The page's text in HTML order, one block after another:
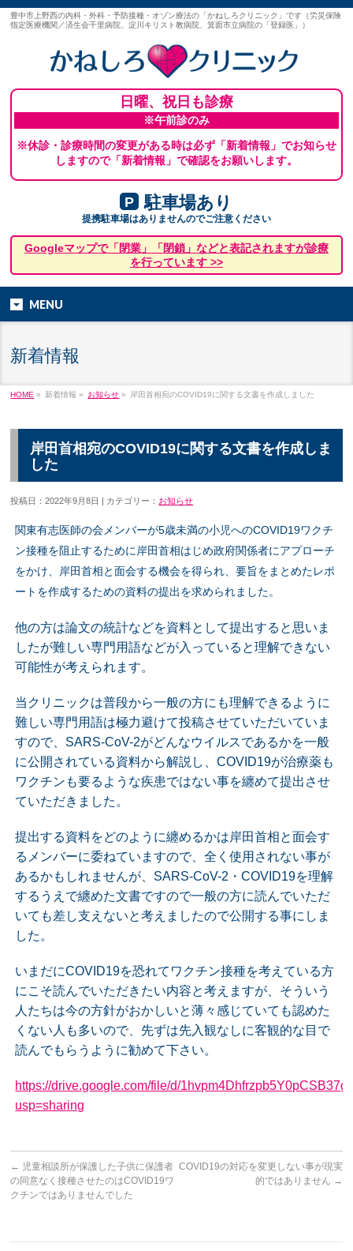
豊中市上野西の内科・外科・予防接種・オゾン療法の「かねしろクリニック」です（労災保険
指定医療機関／済生会千里病院、淀川キリスト教病院、箕面市立病院の「登録医」）
日曜、祝日も診療
※午前診のみ
※休診・診療時間の変更がある時は必ず「新着情報」でお知らせ
しますので「新着情報」で確認をお願いします。
P 駐車場あり
提携駐車場はありませんのでご注意ください
Googleマップで「閉業」「閉鎖」などと表記されますが診療
を行っています >>
MENU
新着情報
HOME » 新着情報 » お知らせ » 岸田首相宛のCOVID19に関する文書を作成しました
岸田首相宛のCOVID19に関する文書を作成しま
した
投稿日：2022年9月8日 | カテゴリー： お知らせ
関東有志医師の会メンバーが5歳未満の小児へのCOVID19ワクチ
ン接種を阻止するために岸田首相はじめ政府関係者にアプローチ
をかけ、岸田首相と面会する機会を得られ、要旨をまとめたレポ
ートを作成するための資料の提出を求められました。
他の方は論文の統計などを資料として提出すると思いま
したが難しい専門用語などが入っていると理解できない
可能性が考えられます。
当クリニックは普段から一般の方にも理解できるように
難しい専門用語は極力避けて投稿させていただいていま
すので、SARS-CoV-2がどんなウイルスであるかを一般
に公開されている資料から解説し、COVID19が治療薬も
ワクチンも要るような疾患ではない事を纏めて提出させ
ていただきました。
提出する資料をどのように纏めるかは岸田首相と面会す
るメンバーに委ねていますので、全く使用されない事が
あるかもしれませんが、SARS-CoV-2・COVID19を理解
するうえで纏めた文書ですので一般の方に読んでいただ
いても差し支えないと考えましたので公開する事にしま
した。
いまだにCOVID19を恐れてワクチン接種を考えている方
にこそ読んでいただきたい内容と考えますが、そういう
人たちは今の方針がおかしいと薄々感じていても認めた
くない人も多いので、先ずは先入観なしに客観的な目で
読んでもらうように勧めて下さい。
https://drive.google.com/file/d/
usp=sharing
← 児童相談所が保護した子供に保護者
の同意なく接種させたのはCOVID19ワ
クチンではありませんでした
COVID19の対応を変更しない事が現実
的ではありません →